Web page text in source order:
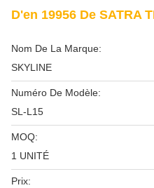
D'en 19956 De SATRA
Nom De La Marque:
SKYLINE
Numéro De Modèle:
SL-L15
MOQ:
1 UNITÉ
Prix: